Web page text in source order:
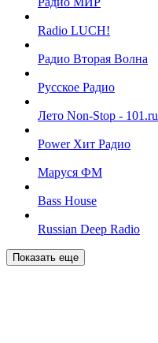
Radio LUCH!
Радио Вторая Волна
Русское Радио
Лето Non-Stop - 101.ru
Power Хит Радио
Маруся ФМ
Bass House
Russian Deep Radio
Показать еще